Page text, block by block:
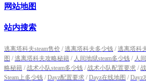
网站地图
站内搜索
逃离塔科夫steam售价 / 逃离塔科夫多少钱 / 逃离塔科
图 / 逃离塔科夫攻略秘籍 / 人间地狱steam多少钱 / 人
略秘籍 / 战术小队steam多少钱 / 战术小队配置要求 /
Steam上多少钱 / Dayz配置要求 / Dayz在线地图 / Dayz